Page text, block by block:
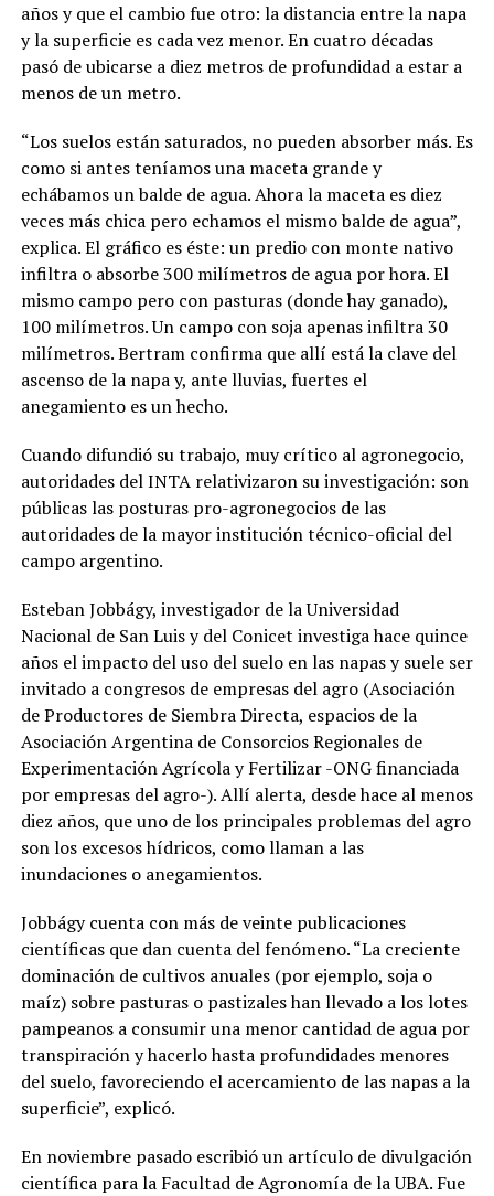
años y que el cambio fue otro: la distancia entre la napa
y la superficie es cada vez menor. En cuatro décadas
pasó de ubicarse a diez metros de profundidad a estar a
menos de un metro.
“Los suelos están saturados, no pueden absorber más. Es
como si antes teníamos una maceta grande y
echábamos un balde de agua. Ahora la maceta es diez
veces más chica pero echamos el mismo balde de agua”,
explica. El gráfico es éste: un predio con monte nativo
infiltra o absorbe 300 milímetros de agua por hora. El
mismo campo pero con pasturas (donde hay ganado),
100 milímetros. Un campo con soja apenas infiltra 30
milímetros. Bertram confirma que allí está la clave del
ascenso de la napa y, ante lluvias, fuertes el
anegamiento es un hecho.
Cuando difundió su trabajo, muy crítico al agronegocio,
autoridades del INTA relativizaron su investigación: son
públicas las posturas pro-agronegocios de las
autoridades de la mayor institución técnico-oficial del
campo argentino.
Esteban Jobbágy, investigador de la Universidad
Nacional de San Luis y del Conicet investiga hace quince
años el impacto del uso del suelo en las napas y suele ser
invitado a congresos de empresas del agro (Asociación
de Productores de Siembra Directa, espacios de la
Asociación Argentina de Consorcios Regionales de
Experimentación Agrícola y Fertilizar -ONG financiada
por empresas del agro-). Allí alerta, desde hace al menos
diez años, que uno de los principales problemas del agro
son los excesos hídricos, como llaman a las
inundaciones o anegamientos.
Jobbágy cuenta con más de veinte publicaciones
científicas que dan cuenta del fenómeno. “La creciente
dominación de cultivos anuales (por ejemplo, soja o
maíz) sobre pasturas o pastizales han llevado a los lotes
pampeanos a consumir una menor cantidad de agua por
transpiración y hacerlo hasta profundidades menores
del suelo, favoreciendo el acercamiento de las napas a la
superficie”, explicó.
En noviembre pasado escribió un artículo de divulgación
científica para la Facultad de Agronomía de la UBA. Fue